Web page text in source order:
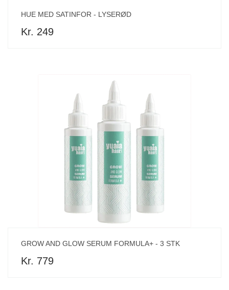
HUE MED SATINFOR - LYSERØD
Kr. 249
GROW AND GLOW SERUM FORMULA+ - 3 STK
Kr. 779